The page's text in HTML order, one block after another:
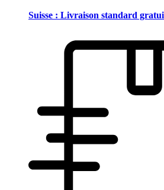
Suisse : Livraison standard